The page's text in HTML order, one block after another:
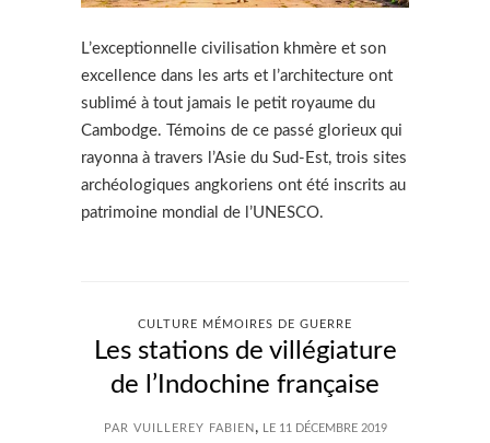
L’exceptionnelle civilisation khmère et son
excellence dans les arts et l’architecture ont
sublimé à tout jamais le petit royaume du
Cambodge. Témoins de ce passé glorieux qui
rayonna à travers l’Asie du Sud-Est, trois sites
archéologiques angkoriens ont été inscrits au
patrimoine mondial de l’UNESCO.
CULTURE MÉMOIRES DE GUERRE
Les stations de villégiature
de l’Indochine française
PAR VUILLEREY FABIEN , LE 11 DÉCEMBRE 2019